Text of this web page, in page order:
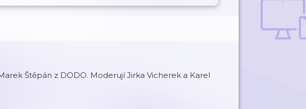
Štěpán z DODO. Moderují Jirka Vicherek a Karel